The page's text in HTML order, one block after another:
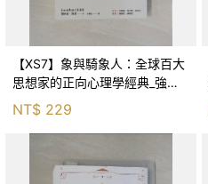
【XS7】象與騎象人：全球百大
思想家的正向心理學經典_強納
NT$ 229